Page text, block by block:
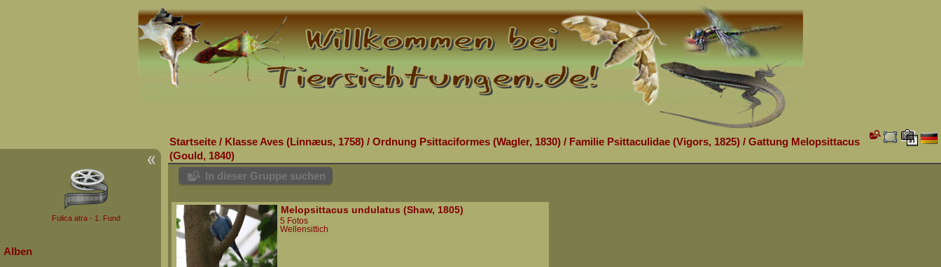
Fulica atra - 1. Fund
Alben
Startseite / Klasse Aves (Linnæus, 1758) / Ordnung Psittaciformes (Wagler, 1830) / Familie Psittaculidae (Vigors, 1825) / Gattung Melopsittacus
(Gould, 1840)
In dieser Gruppe suchen
Melopsittacus undulatus (Shaw, 1805)
5 Fotos
Wellensittich